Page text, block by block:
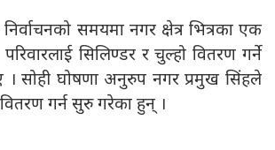
समयमा नगर क्षेत्र भित्रका एक
सिलिण्डर र चुल्हो वितरण गर्ने
। सोही घोषणा अनुरुप नगर प्रमुख सिंहले
गर्न सुरु गरेका हुन् ।